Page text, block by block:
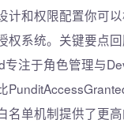
计和权限配置你可
权系统。关键要点
专注于角色管理与
名单机制提供了更